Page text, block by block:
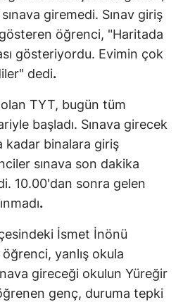
giremedi. Sınav giriş
gösteren öğrenci, "Haritada
gösteriyordu. Evimin çok
dedi.
TYT, bugün tüm
başladı. Sınava girecek
kadar binalara giriş
sınava son dakika
10.00'dan sonra gelen
.
İsmet İnönü
yanlış okula
gireceği okulun Yüreğir
genç, duruma tepki